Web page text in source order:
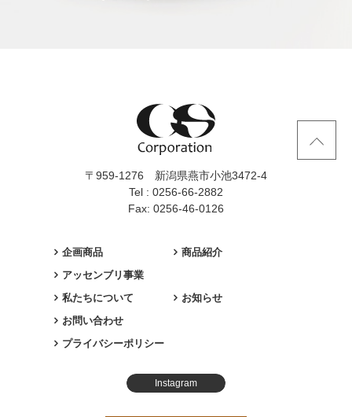
〒959-1276 新潟県燕市小池3472-4
Tel : 0256-66-2882
Fax: 0256-46-0126
企画商品
商品紹介
アッセンブリ事業
私たちについて
お知らせ
お問い合わせ
プライバシーポリシー
Instagram